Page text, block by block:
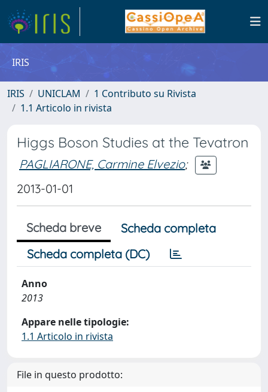
IRIS
IRIS UNICLAM
1 Contributo su Rivista
1.1 Articolo in rivista
Higgs Boson Studies at the Tevatron
PAGLIARONE, Carmine Elvezio;
2013-01-01
Scheda breve
Scheda completa
Scheda completa (DC)
Anno
2013
Appare nelle tipologie:
1.1 Articolo in rivista
File in questo prodotto: